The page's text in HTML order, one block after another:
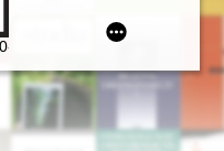
i estetyczne
1849]. Życie i droga twórcza